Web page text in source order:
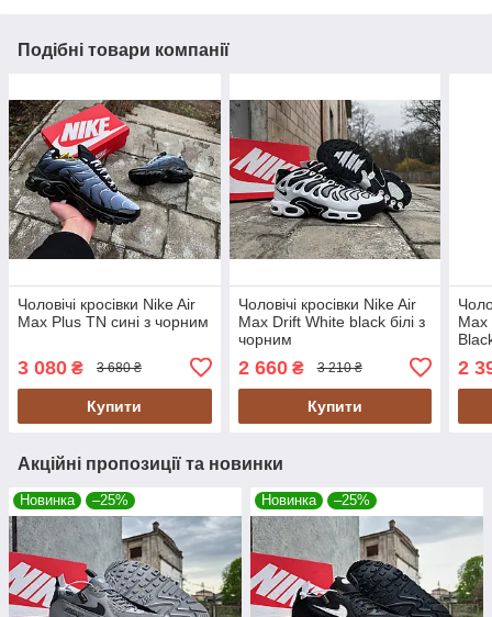
Подібні товари компанії
Чоловічі кросівки Nike Air
Max Plus TN сині з чорним
3 080 ₴ 3 680 ₴
Купити
Чоловічі кросівки Nike Air
Max Drift White black білі з
чорним
2 660₴ 3 210 ₴
Купити
Max
2
Акційні пропозиції та новинки
Новинка –25% Новинка –25%